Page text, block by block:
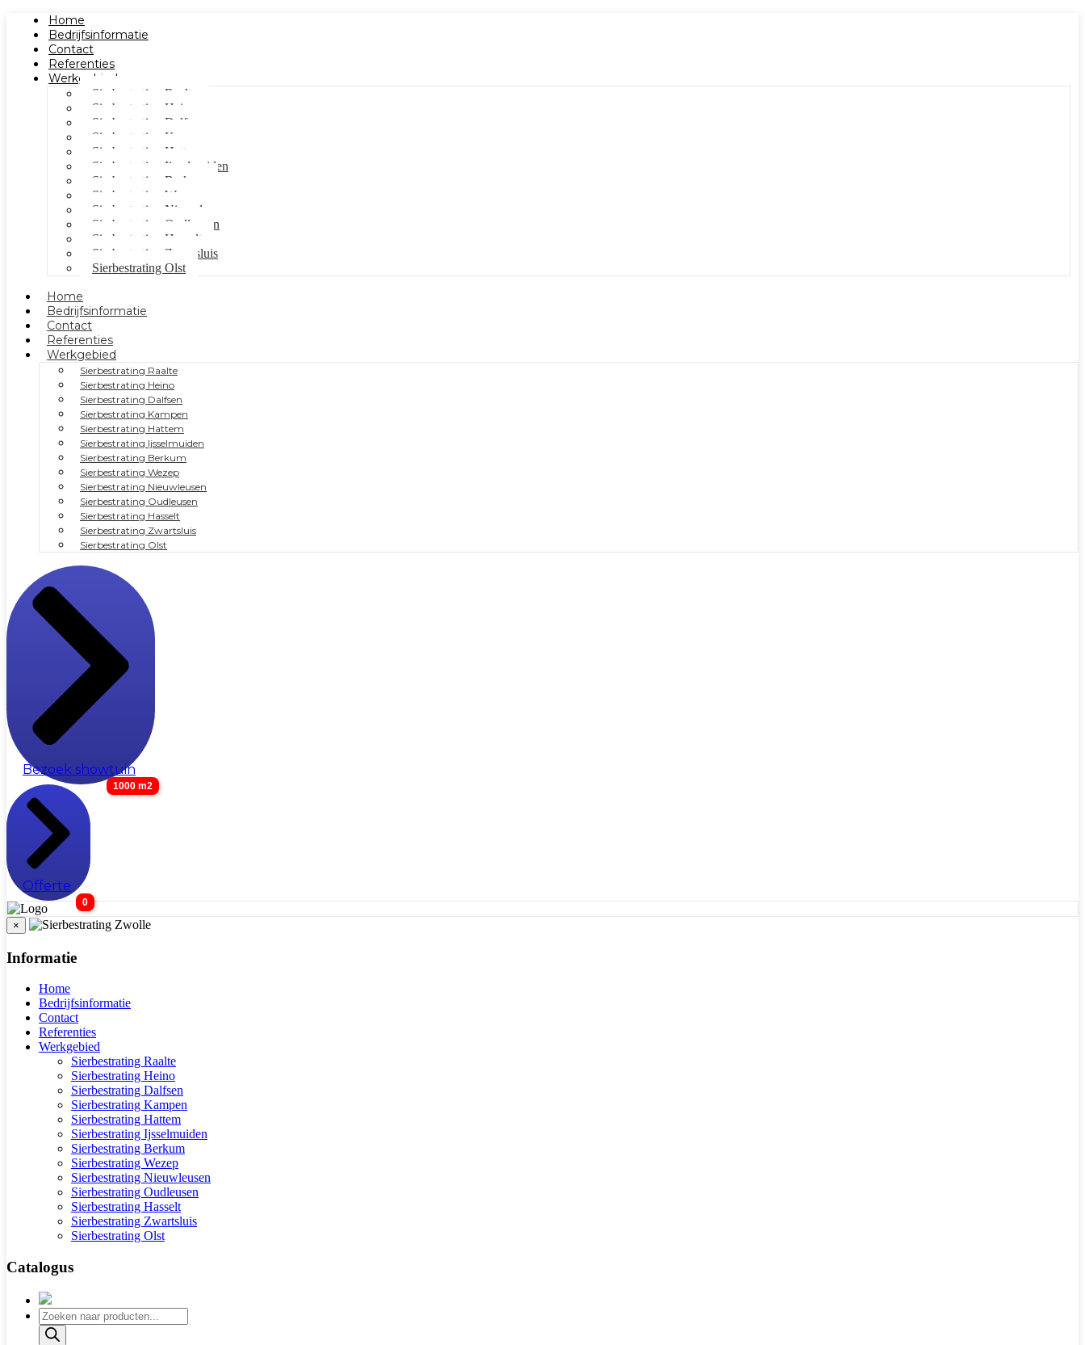
Home
Bedrijfsinformatie
Contact
Referenties
Werkgebied
Sierbestrating Raalte
Sierbestrating Heino
Sierbestrating Dalfsen
Sierbestrating Kampen
Sierbestrating Hattem
Sierbestrating Ijsselmuiden
Sierbestrating Berkum
Sierbestrating Wezep
Sierbestrating Nieuwleusen
Sierbestrating Oudleusen
Sierbestrating Hasselt
Sierbestrating Zwartsluis
Sierbestrating Olst
Home
Bedrijfsinformatie
Contact
Referenties
Werkgebied
Sierbestrating Raalte
Sierbestrating Heino
Sierbestrating Dalfsen
Sierbestrating Kampen
Sierbestrating Hattem
Sierbestrating Ijsselmuiden
Sierbestrating Berkum
Sierbestrating Wezep
Sierbestrating Nieuwleusen
Sierbestrating Oudleusen
Sierbestrating Hasselt
Sierbestrating Zwartsluis
Sierbestrating Olst
Bezoek showtuin
1000 m2
Offerte
0
×
Informatie
Home
Bedrijfsinformatie
Contact
Referenties
Werkgebied
Sierbestrating Raalte
Sierbestrating Heino
Sierbestrating Dalfsen
Sierbestrating Kampen
Sierbestrating Hattem
Sierbestrating Ijsselmuiden
Sierbestrating Berkum
Sierbestrating Wezep
Sierbestrating Nieuwleusen
Sierbestrating Oudleusen
Sierbestrating Hasselt
Sierbestrating Zwartsluis
Sierbestrating Olst
Catalogus
Producten
zoeken